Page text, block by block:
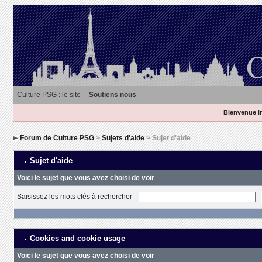
Culture PSG : le site Soutiens nous
Bienvenue
Forum de Culture PSG>Sujets d'aide> Sujet d'aide
Sujet d'aide
Voici le sujet que vous avez choisi de voir
Saisissez les mots clés à rechercher
Cookies and cookie usage
Voici le sujet que vous avez choisi de voir